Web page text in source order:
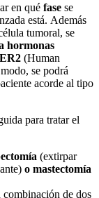
en qué fase se
está. Además
tumoral, se
hormonas
(Human
se podrá
acorde al tipo
para tratar el
(extirpar
o mastectomía
combinación de dos